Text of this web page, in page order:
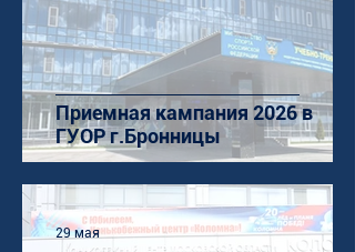
Приемная кампания 2026 в
ГУОР г.Бронницы
29 мая